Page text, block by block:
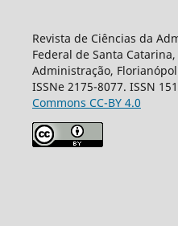
Revista de Ciências da
Federal de Santa
Administração,
ISSNe 2175-8077. ISSN
Commons CC-BY 4.0